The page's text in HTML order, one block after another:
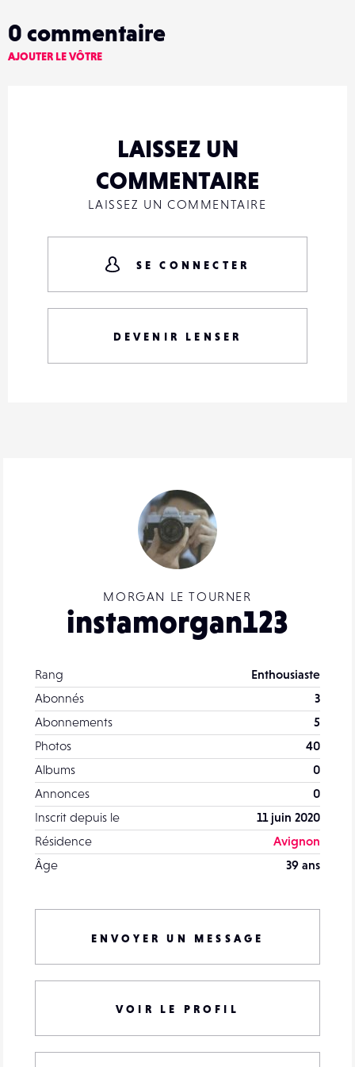
MORGAN LE TOURNER
instamorgan123
Rang
Enthousiaste
Abonnés
3
Abonnements
5
Photos
40
Albums
0
Annonces
0
Inscrit depuis le
11 juin 2020
Résidence
Avignon
Âge
39 ans
ENVOYER UN MESSAGE
VOIR LE PROFIL
0 commentaire
AJOUTER LE VÔTRE
LAISSEZ UN
COMMENTAIRE
LAISSEZ UN COMMENTAIRE
SE CONNECTER
DEVENIR LENSER